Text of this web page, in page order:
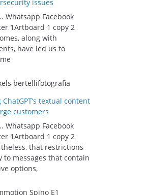
issues
Whatsapp Facebook
1Artboard 1 copy 2
along with
have led us to
textual content
customers
Whatsapp Facebook
1Artboard 1 copy 2
that restrictions
messages that contain
options,